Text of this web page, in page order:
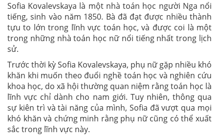
Sofia Kovalevskaya là một nhà toán học người Nga nổi
tiếng, sinh vào năm 1850. Bà đã đạt được nhiều thành
tựu to lớn trong lĩnh vực toán học, và được coi là một
trong những nhà toán học nữ nổi tiếng nhất trong lịch
sử.
Trước thời kỳ Sofia Kovalevskaya, phụ nữ gặp nhiều khó
khăn khi muốn theo đuổi nghề toán học và nghiên cứu
khoa học, do xã hội thường quan niệm rằng toán học là
lĩnh vực chỉ dành cho nam giới. Tuy nhiên, thông qua
sự kiên trì và tài năng của mình, Sofia đã vượt qua mọi
khó khăn và chứng minh rằng phụ nữ cũng có thể xuất
sắc trong lĩnh vực này.